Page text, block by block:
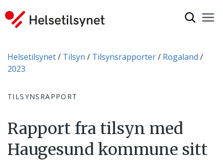
Du er her:
Helsetilsynet Tilsyn Tilsynsrapporter
Rogaland
2023
TILSYNSRAPPORT
Rapport fra tilsyn med
Haugesund kommune sitt